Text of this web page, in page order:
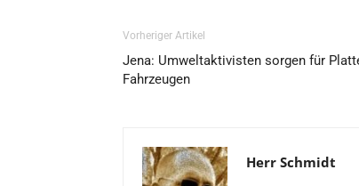
Vorheriger Artikel
Jena: Umweltaktivisten sorgen für
Fahrzeugen
Herr Schmidt